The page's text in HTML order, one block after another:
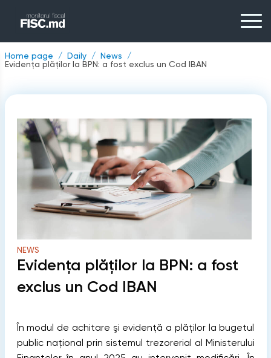
Home page Daily
News
Evidența plăților la BPN: a fost exclus un Cod IBAN
NEWS
Evidența plăților la BPN: a fost
exclus un Cod IBAN
În modul de achitare şi evidență a plăților la bugetul
public naţional prin sistemul trezorerial al Ministerului